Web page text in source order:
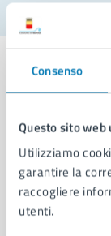
Consenso
Questo sito web
Utilizziamo
garantire la
raccogliere
utenti.
AMMINISTRAZIONE
Aree
Organi di governo